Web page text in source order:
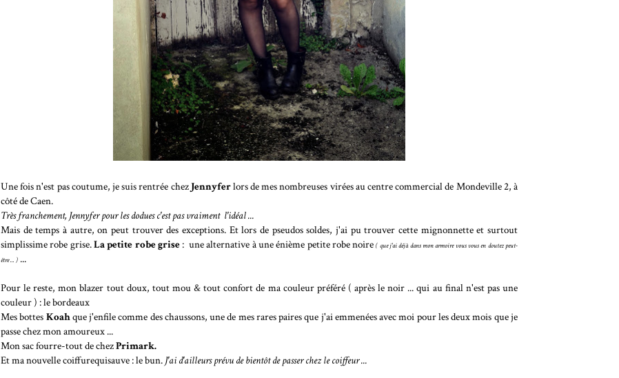
Une fois n'est pas coutume, je suis rentrée chezJennyferlors de mes nombreuses virées au centre commercial de Mondeville 2, à
côté de Caen.
Très franchement, Jennyfer pour les dodues c'est pas vraiment l'idéal ...
Mais de temps à autre, on peut trouver des exceptions. Et lors de pseudos soldes, j'ai pu trouver cette mignonnette et surtout
simplissime robe grise.La petite robe grise: une alternative à une énième petite robe noire( que j'ai déjà dans mon armoire vous vous en doutez peut-
être ... ) ...
Pour le reste, mon blazer tout doux, tout mou & tout confort de ma couleur préféré ( après le noir ... qui au final n'est pas une
couleur ) : le bordeaux
Mes bottes Koahque j'enfile comme des chaussons, une de mes rares paires que j'ai emmenées avec moi pour les deux mois que je
passe chez mon amoureux ...
Mon sac fourre-tout de chezPrimark.
Et ma nouvelle coiffurequisauve : le bun. J'ai d'ailleurs prévu de bientôt de passer chez le coiffeur ...